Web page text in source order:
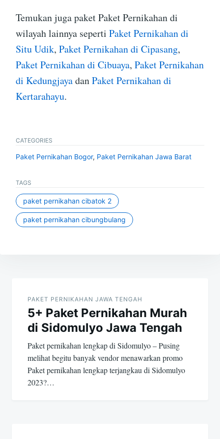
Temukan juga paket Paket Pernikahan di
wilayah lainnya seperti Paket Pernikahan di
Situ Udik, Paket Pernikahan di Cipasang,
Paket Pernikahan di Cibuaya, Paket Pernikahan
di KedungjayadanPaket Pernikahan di
Kertarahayu.
CATEGORIES
Paket Pernikahan Bogor, Paket Pernikahan Jawa Barat
TAGS
paket pernikahan cibatok 2
paket pernikahan cibungbulang
navigation
PAKET PERNIKAHAN JAWA TENGAH
5+ Paket Pernikahan Murah
di Sidomulyo Jawa Tengah
Paket pernikahan lengkap di Sidomulyo – Pusing
melihat begitu banyak vendor menawarkan promo
Paket pernikahan lengkap terjangkau di Sidomulyo
2023?…